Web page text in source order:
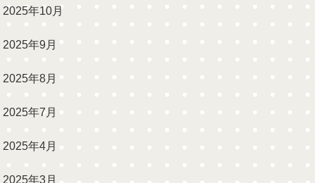
2025年10月
2025年9月
2025年8月
2025年7月
2025年4月
2025年3月